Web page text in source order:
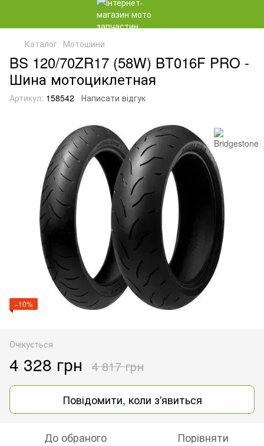
Каталог Мотошини
BS 120/70ZR17 (58W) BT016F PRO -
Шина мотоциклетная
Артикул: 158542 Написати відгук
−10%
Очікується
4 328 грн 4 817 грн
Повідомити, коли з'явиться
До обраного Порівняти